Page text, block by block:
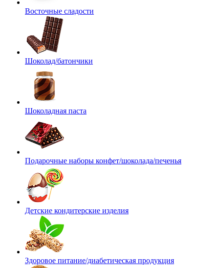
Восточные сладости
Шоколад/батончики
Шоколадная паста
Подарочные наборы конфет/шоколада/печенья
Детские кондитерские изделия
Здоровое питание/диабетическая продукция